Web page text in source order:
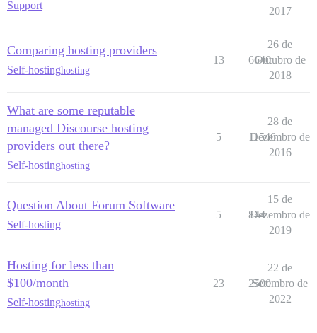
Support
2017
Comparing hosting providers
Self-hostinghosting
13 6640
26 de
Outubro de
2018
What are some reputable
managed Discourse hosting
providers out there?
Self-hostinghosting
5 11546
28 de
Dezembro de
2016
Question About Forum Software
Self-hosting
5 844
15 de
Dezembro de
2019
Hosting for less than
$100/month
Self-hostinghosting
23 2500
22 de
Setembro de
2022